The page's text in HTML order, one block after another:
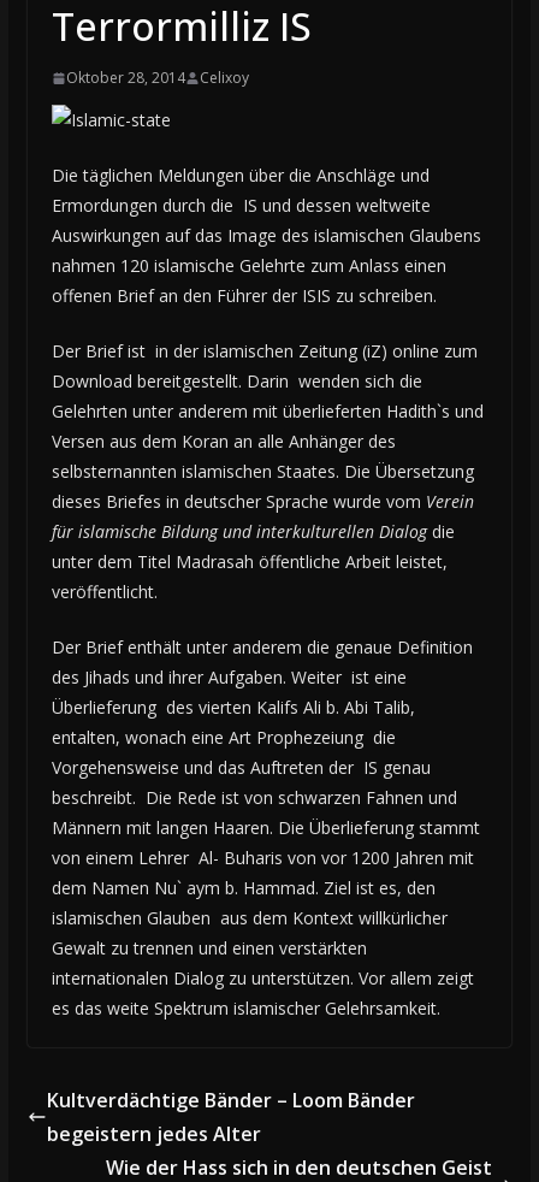
Terrormilliz IS
Oktober 28, 2014 Celixoy
Die täglichen Meldungen über die Anschläge und
Ermordungen durch die IS und dessen weltweite
Auswirkungen auf das Image des islamischen Glaubens
nahmen 120 islamische Gelehrte zum Anlass einen
offenen Brief an den Führer der ISIS zu schreiben.
Der Brief ist in der islamischen Zeitung (iZ) online zum
Download bereitgestellt. Darin wenden sich die
Gelehrten unter anderem mit überlieferten Hadith`s und
Versen aus dem Koran an alle Anhänger des
selbsternannten islamischen Staates. Die Übersetzung
dieses Briefes in deutscher Sprache wurde vom Verein
für islamische Bildung und interkulturellen Dialogdie
unter dem Titel Madrasah öffentliche Arbeit leistet,
veröffentlicht.
Der Brief enthält unter anderem die genaue Definition
des Jihads und ihrer Aufgaben. Weiter ist eine
Überlieferung des vierten Kalifs Ali b. Abi Talib,
entalten, wonach eine Art Prophezeiung die
Vorgehensweise und das Auftreten der IS genau
beschreibt. Die Rede ist von schwarzen Fahnen und
Männern mit langen Haaren. Die Überlieferung stammt
von einem Lehrer Al- Buharis von vor 1200 Jahren mit
dem Namen Nu` aym b. Hammad. Ziel ist es, den
islamischen Glauben aus dem Kontext willkürlicher
Gewalt zu trennen und einen verstärkten
internationalen Dialog zu unterstützen. Vor allem zeigt
es das weite Spektrum islamischer Gelehrsamkeit.
Kultverdächtige Bänder – Loom Bänder
begeistern jedes Alter
Wie der Hass sich in den deutschen Geist